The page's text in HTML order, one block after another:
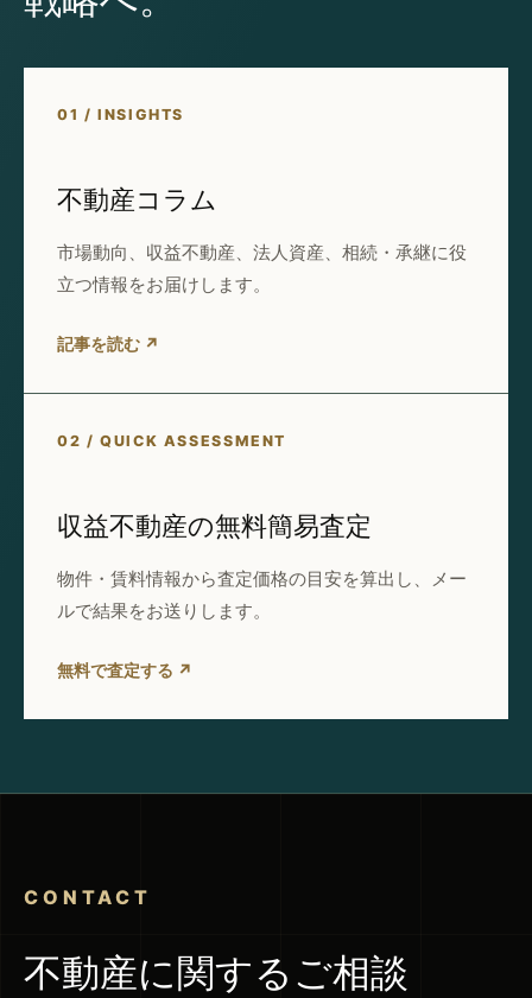
01 / INSIGHTS
不動産コラム
市場動向、収益不動産、法人資産、相続・承継に役
立つ情報をお届けします。
記事を読む ↗
02 / QUICK ASSESSMENT
収益不動産の無料簡易査定
物件・賃料情報から査定価格の目安を算出し、メー
ルで結果をお送りします。
無料で査定する ↗
CONTACT
不動産に関するご相談